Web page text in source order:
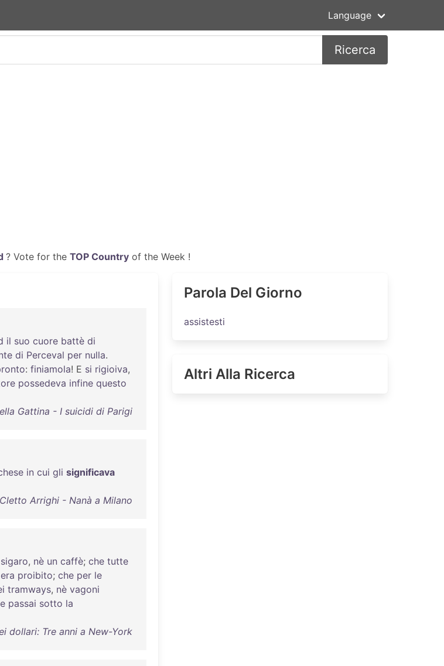
Language
Ricerca
? Vote for the TOP Countryof the Week !
il suo cuore battè di
di Perceval per nulla.
: finiamola! E si rigioiva,
possedeva infine questo
Gattina - I suicidi di Parigi
in cui gli significava
Cletto Arrighi - Nanà a Milano
sigaro, nè un caffè; che tutte
era proibito; che per le
tramways, nè vagoni
passai sotto la
dollari: Tre anni a New-York
Parola Del Giorno
assistesti
Altri Alla Ricerca